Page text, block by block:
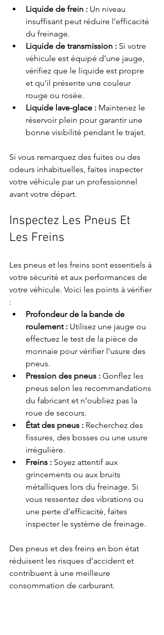
Liquide de frein : Un niveau
insuffisant peut réduire l’efficacité
du freinage.
Liquide de transmission : Si votre
véhicule est équipé d’une jauge,
vérifiez que le liquide est propre
et qu’il présente une couleur
rouge ou rosée.
Liquide lave-glace : Maintenez le
réservoir plein pour garantir une
bonne visibilité pendant le trajet.
Si vous remarquez des fuites ou des
odeurs inhabituelles, faites inspecter
votre véhicule par un professionnel
avant votre départ.
Inspectez Les Pneus Et
Les Freins
Les pneus et les freins sont essentiels à
votre sécurité et aux performances de
votre véhicule. Voici les points à vérifier
:
Profondeur de la bande de
roulement : Utilisez une jauge ou
effectuez le test de la pièce de
monnaie pour vérifier l’usure des
pneus.
Pression des pneus : Gonflez les
pneus selon les recommandations
du fabricant et n’oubliez pas la
roue de secours.
État des pneus : Recherchez des
fissures, des bosses ou une usure
irrégulière.
Freins : Soyez attentif aux
grincements ou aux bruits
métalliques lors du freinage. Si
vous ressentez des vibrations ou
une perte d’efficacité, faites
inspecter le système de freinage.
Des pneus et des freins en bon état
réduisent les risques d’accident et
contribuent à une meilleure
consommation de carburant.